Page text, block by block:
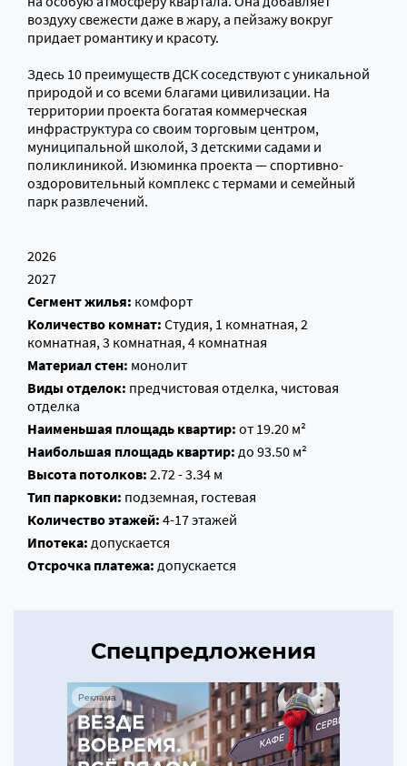
воздуху свежести даже в жару, а пейзажу вокруг
придает романтику и красоту.
Здесь 10 преимуществ ДСК соседствуют с уникальной
природой и со всеми благами цивилизации. На
территории проекта богатая коммерческая
инфраструктура со своим торговым центром,
муниципальной школой, 3 детскими садами и
поликлиникой. Изюминка проекта — спортивно-
оздоровительный комплекс с термами и семейный
парк развлечений.
2026
2027
Сегмент жилья: комфорт
Количество комнат: Студия, 1 комнатная, 2
комнатная, 3 комнатная, 4 комнатная
Материал стен: монолит
Виды отделок: предчистовая отделка, чистовая
отделка
Наименьшая площадь квартир: от 19.20 м²
Наибольшая площадь квартир: до 93.50 м²
Высота потолков: 2.72 - 3.34 м
Тип парковки: подземная, гостевая
Количество этажей: 4-17 этажей
Ипотека: допускается
Отсрочка платежа: допускается
Спецпредложения
Реклама